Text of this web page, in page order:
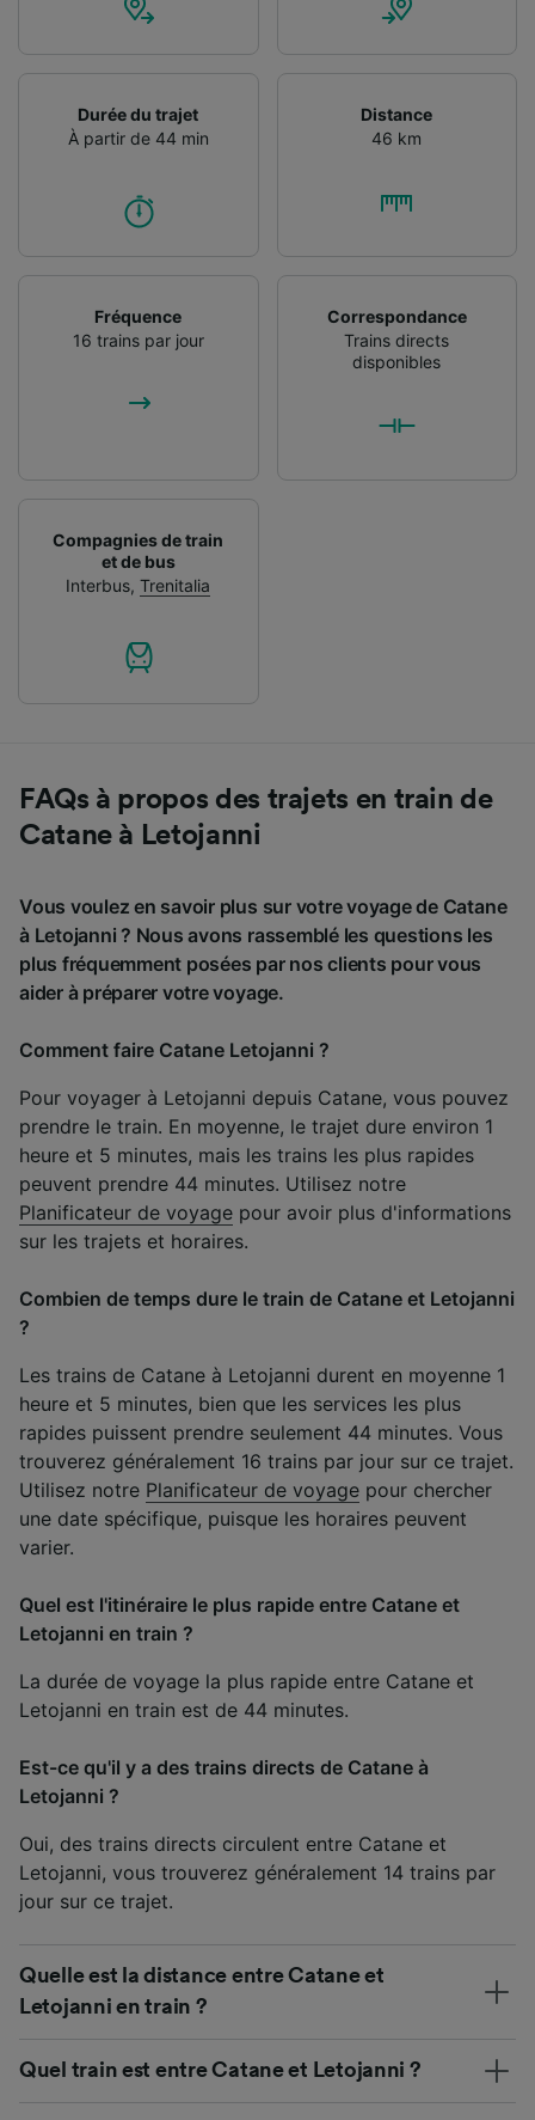
Durée du trajet
À partir de 44 min
Distance
46 km
Fréquence
16 trains par jour
Correspondance
Trains directs
disponibles
Compagnies de train
et de bus
Interbus,Trenitalia
FAQs à propos des trajets en train de
Catane à Letojanni
Vous voulez en savoir plus sur votre voyage de Catane
à Letojanni ? Nous avons rassemblé les questions les
plus fréquemment posées par nos clients pour vous
aider à préparer votre voyage.
Comment faire Catane Letojanni ?
Pour voyager à Letojanni depuis Catane, vous pouvez
prendre le train. En moyenne, le trajet dure environ 1
heure et 5 minutes, mais les trains les plus rapides
peuvent prendre 44 minutes. Utilisez notre
Planificateur de voyage pour avoir plus d'informations
sur les trajets et horaires.
Combien de temps dure le train de Catane et Letojanni
?
Les trains de Catane à Letojanni durent en moyenne 1
heure et 5 minutes, bien que les services les plus
rapides puissent prendre seulement 44 minutes. Vous
trouverez généralement 16 trains par jour sur ce trajet.
Utilisez notre Planificateur de voyage pour chercher
une date spécifique, puisque les horaires peuvent
varier.
Quel est l'itinéraire le plus rapide entre Catane et
Letojanni en train ?
La durée de voyage la plus rapide entre Catane et
Letojanni en train est de 44 minutes.
Est-ce qu'il y a des trains directs de Catane à
Letojanni ?
Oui, des trains directs circulent entre Catane et
Letojanni, vous trouverez généralement 14 trains par
jour sur ce trajet.
Quelle est la distance entre Catane et
Letojanni en train ?
Quel train est entre Catane et Letojanni ?